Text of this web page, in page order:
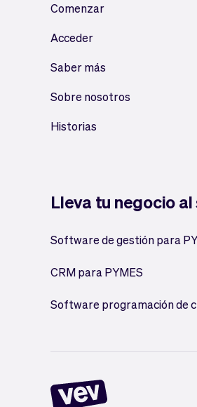
Comenzar
Acceder
Saber más
Sobre nosotros
Historias
Lleva tu negocio
Software de gestión para
CRM para PYMES
Software programación de